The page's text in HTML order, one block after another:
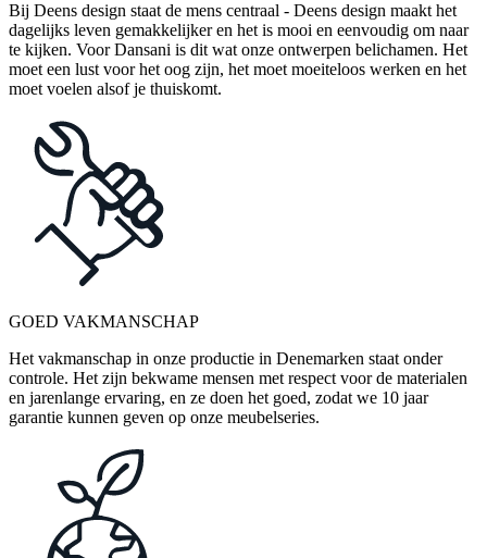
Bij Deens design staat de mens centraal - Deens design maakt het
dagelijks leven gemakkelijker en het is mooi en eenvoudig om naar
te kijken. Voor Dansani is dit wat onze ontwerpen belichamen. Het
moet een lust voor het oog zijn, het moet moeiteloos werken en het
moet voelen alsof je thuiskomt.
GOED VAKMANSCHAP
Het vakmanschap in onze productie in Denemarken staat onder
controle. Het zijn bekwame mensen met respect voor de materialen
en jarenlange ervaring, en ze doen het goed, zodat we 10 jaar
garantie kunnen geven op onze meubelseries.